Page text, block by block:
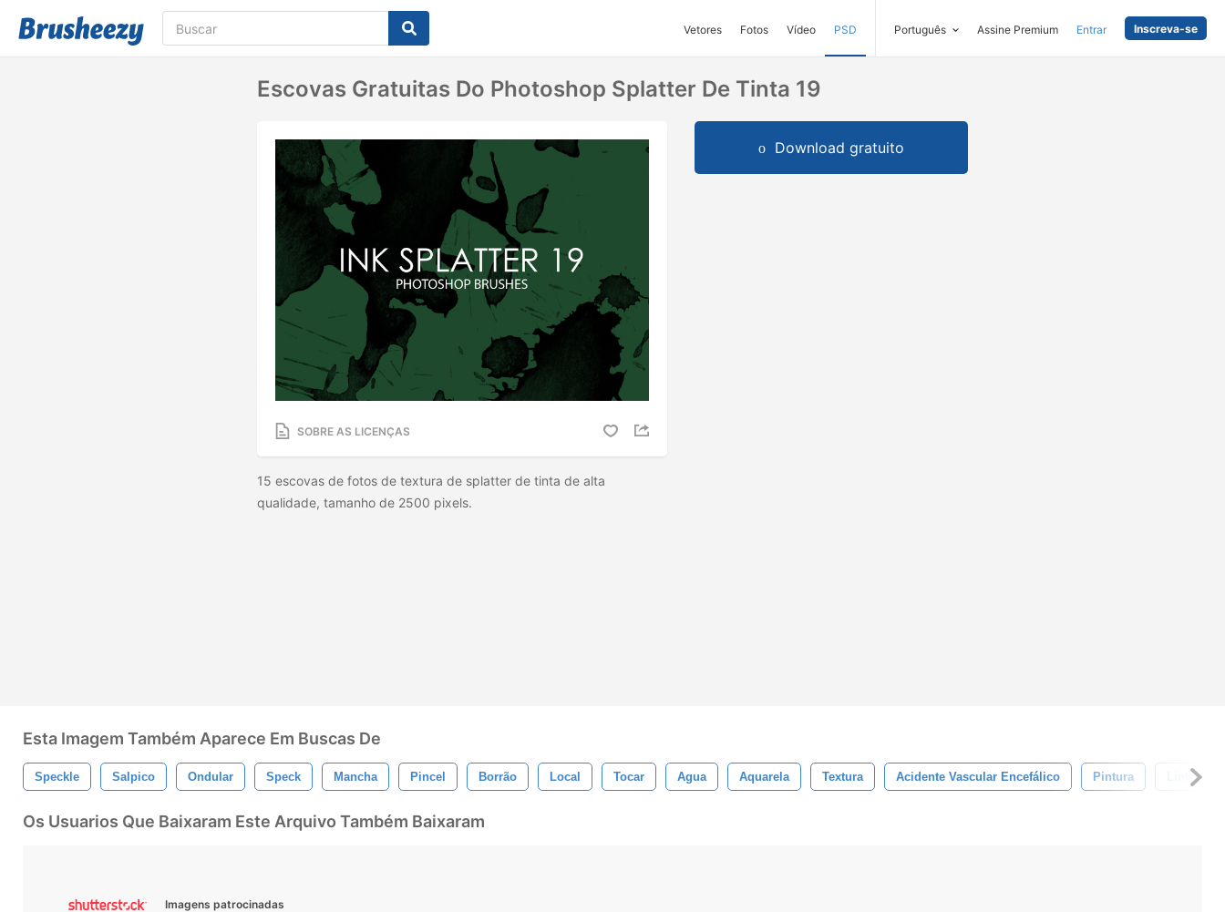
Vetores Fotos Vídeo PSD Português Assine Premium Entrar Inscreva-se
Escovas Gratuitas Do Photoshop Splatter De Tinta 19
SOBRE AS LICENÇAS
15 escovas de fotos de textura de splatter de tinta de alta
qualidade, tamanho de 2500 pixels.
Download gratuito
Esta Imagem Também Aparece Em Buscas De
Speckle Salpico Ondular Speck Mancha Pincel Borrão Local Tocar Agua Aquarela Textura Acidente Vascular Encefálico Pintura Linha
Os Usuarios Que Baixaram Este Arquivo Também Baixaram
Imagens patrocinadas